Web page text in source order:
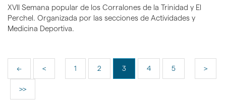
XVII Semana popular de los Corralones de la Trinidad y El
Perchel. Organizada por las secciones de Actividades y
Medicina Deportiva.
<< < 1 2 3 4 5 >
>>